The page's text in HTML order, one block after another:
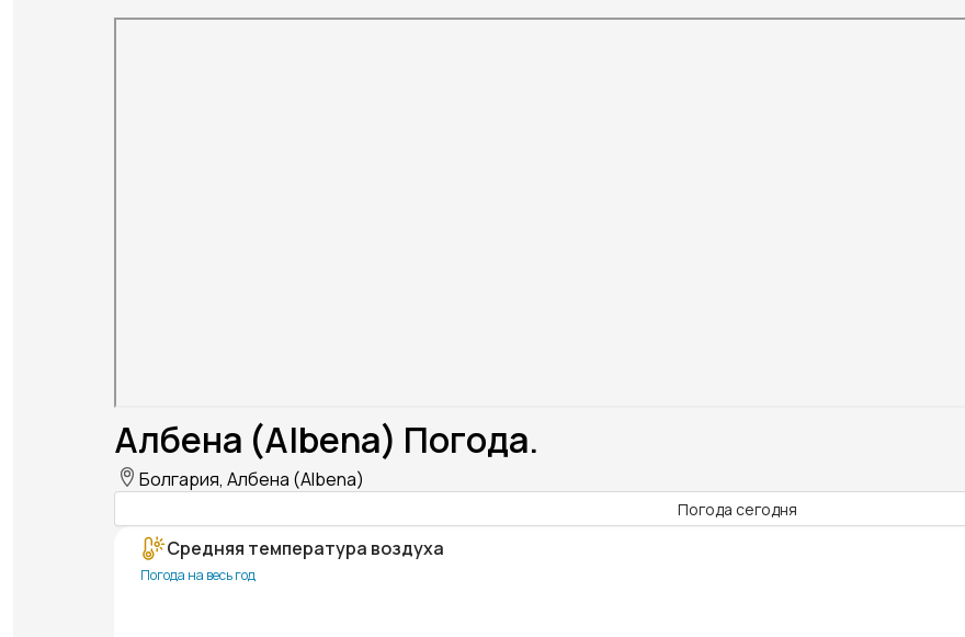
Албена (Albena) Погода.
Болгария, Албена (Albena)
Погода сегодня
Средняя температура воздуха
Погода на весь год